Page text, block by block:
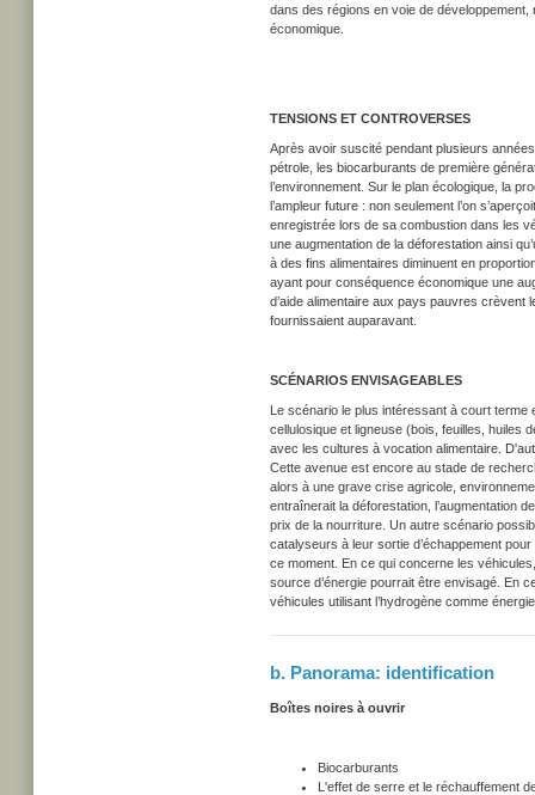
dans des régions en voie de
économique.
TENSIONS ET CONTROVERSES
Après avoir suscité pendant plusieurs
pétrole, les biocarburants de première
l’environnement. Sur le plan écologique, la
l’ampleur future : non seulement l’on
enregistrée lors de sa combustion dans les
une augmentation de la déforestation ainsi
à des fins alimentaires diminuent en
ayant pour conséquence économique une
d’aide alimentaire aux pays pauvres crèvent
fournissaient auparavant.
SCÉNARIOS ENVISAGEABLES
Le scénario le plus intéressant à court
cellulosique et ligneuse (bois, feuilles, huiles
avec les cultures à vocation alimentaire.
Cette avenue est encore au stade de
alors à une grave crise agricole,
entraînerait la déforestation, l’augmentation
prix de la nourriture. Un autre scénario
catalyseurs à leur sortie d’échappement
ce moment. En ce qui concerne les
source d’énergie pourrait être envisagé. En
véhicules utilisant l’hydrogène comme
b. Panorama: identification
Boîtes noires à ouvrir
Biocarburants
L'effet de serre et le réchauffement